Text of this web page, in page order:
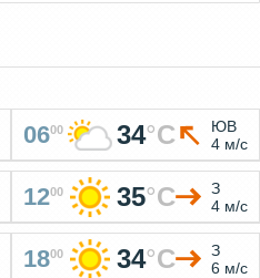
0600 34°C
ЮВ
4 м/с
1200 35°C
З
4 м/с
1800 34°C
З
6 м/с